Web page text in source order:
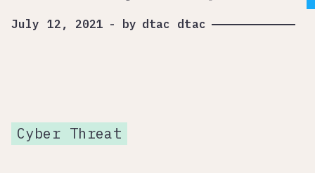
July 12, 2021 - by dtac dtac
Cyber Threat